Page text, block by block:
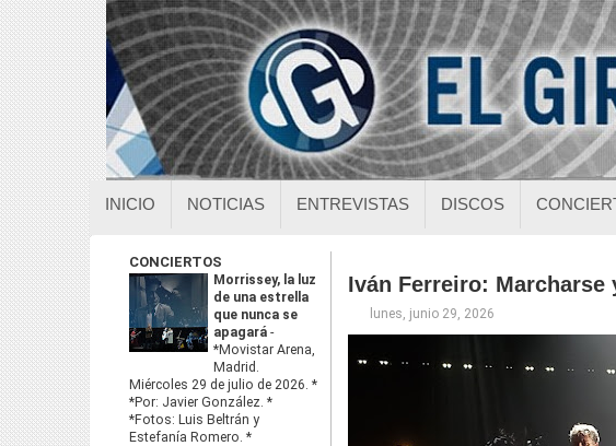
INICIO NOTICIAS ENTREVISTAS DISCOS
CONCIERTOS
Morrissey, la luz
de una estrella
que nunca se
apagará -
*Movistar Arena,
Madrid.
Miércoles 29 de julio de 2026. *
*Por: Javier González. *
*Fotos: Luis Beltrán y
Estefanía Romero. *
Iván Ferreiro: Marcharse
lunes, junio 29, 2026